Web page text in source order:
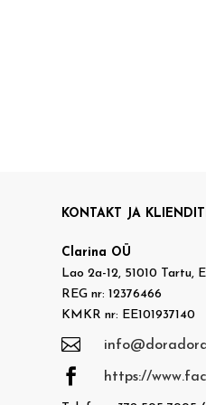
KONTAKT JA
Clarina OÜ
Lao 2a-12, 51010 Tartu,
REG nr: 12376466
KMKR nr: EE101937140

 https://